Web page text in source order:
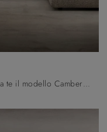
Salotti e divani con letto Samoa: ecco a te il modello Camber in tessuto per arricchire il living.